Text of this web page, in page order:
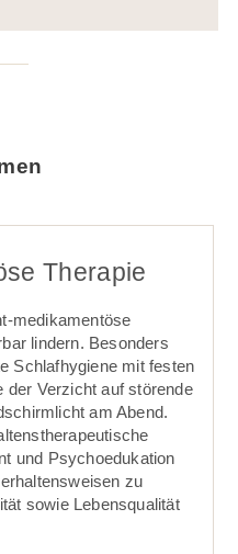
Therapie
medikamen­töse
lindern. Besonders
Schlafhygiene mit festen
der Verzicht auf störende
am Abend.
und Psycho­edukation
zu
sowie Lebens­qualität